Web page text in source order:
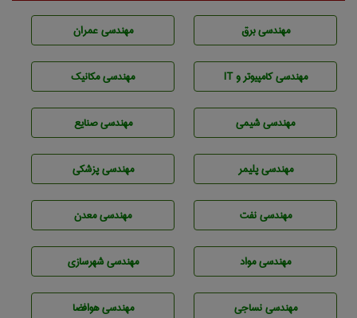
مهندسی برق مهندسی عمران
مهندسی كامپيوتر و IT مهندسی مکانیک
مهندسي شيمی مهندسی صنايع
مهندسی پليمر مهندسی پزشکی
مهندسی نفت مهندسی معدن
مهندسی مواد مهندسی شهرسازی
مهندسي نساجی مهندسی هوافضا